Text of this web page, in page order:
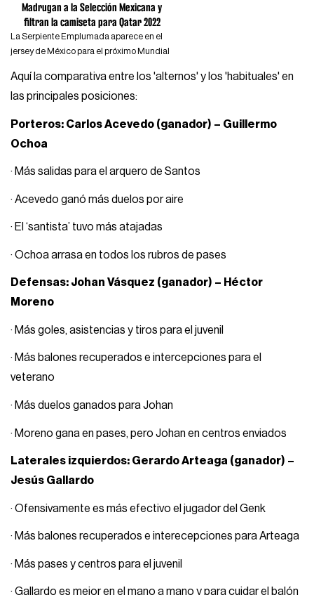
Madrugan a la Selección Mexicana y
filtran la camiseta para Qatar 2022
La Serpiente Emplumada aparece en el
jersey de México para el próximo Mundial
Aquí la comparativa entre los 'alternos' y los 'habituales' en
las principales posiciones:
Porteros: Carlos Acevedo (ganador) – Guillermo
Ochoa
· Más salidas para el arquero de Santos
· Acevedo ganó más duelos por aire
· El ‘santista’ tuvo más atajadas
· Ochoa arrasa en todos los rubros de pases
Defensas: Johan Vásquez (ganador) – Héctor
Moreno
· Más goles, asistencias y tiros para el juvenil
· Más balones recuperados e intercepciones para el
veterano
· Más duelos ganados para Johan
· Moreno gana en pases, pero Johan en centros enviados
Laterales izquierdos: Gerardo Arteaga (ganador) –
Jesús Gallardo
· Ofensivamente es más efectivo el jugador del Genk
· Más balones recuperados e interecepciones para Arteaga
· Más pases y centros para el juvenil
· Gallardo es mejor en el mano a mano y para cuidar el balón